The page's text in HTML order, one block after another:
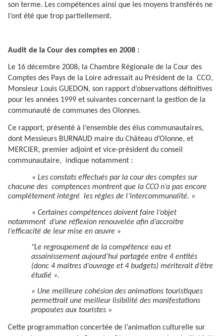
son terme. Les compétences ainsi que les moyens transférés ne
l’ont été que trop partiellement.
Audit de la Cour des comptes en 2008 :
Le 16 décembre 2008, la Chambre Régionale de la Cour des
Comptes des Pays de la Loire adressait au Président de la CCO,
Monsieur Louis GUEDON, son rapport d’observations définitives
pour les années 1999 et suivantes concernant la gestion de la
communauté de communes des Olonnes.
Ce rapport, présenté à l’ensemble des élus communautaires,
dont Messieurs BURNAUD maire du Château d’Olonne, et
MERCIER, premier adjoint et vice-président du conseil
communautaire,
indique notamment :
« Les constats effectués par la cour des comptes sur
chacune des comptences montrent que la CCO n’a pas encore
complètement intégré les règles de l’intercommunalité. »
« Certaines compétences doivent faire l’objet
notamment d’une réflexion renouvelée afin d’accroitre
l’efficacité de leur mise en œuvre »
"Le regroupement de la compétence eau et
assainissement aujourd’hui partagée entre 4 entités
(donc 4 maitres d’ouvrage et 4 budgets) mériterait d’être
étudié ».
« Une meilleure cohésion des animations touristiques
permettrait une meilleur lisibilité des manifestations
proposées aux touristes »
Cette programmation concertée de l’animation culturelle sur